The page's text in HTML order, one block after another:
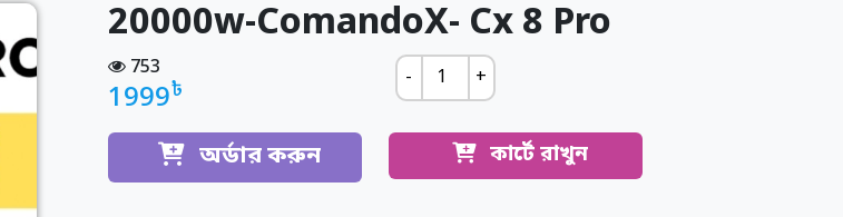
20000w-ComandoX- Cx 8 Pro
753
1999৳ - +
অর্ডার করুন কার্টে রাখুন